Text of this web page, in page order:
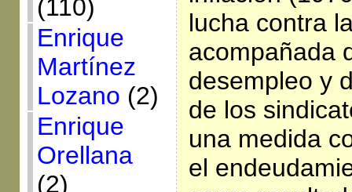
(110)
Enrique
Martínez
Lozano (2)
Enrique
Orellana
(2)
lucha contra
acompañada
desempleo y
de los
una medida
el